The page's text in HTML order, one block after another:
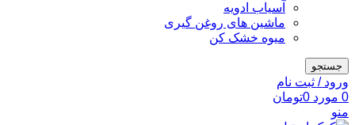
آسیاب ادویه
ماشین های روغن گیری
میوه خشک کن
جستجو
ورود / ثبت نام
0 مورد 0تومان
منو